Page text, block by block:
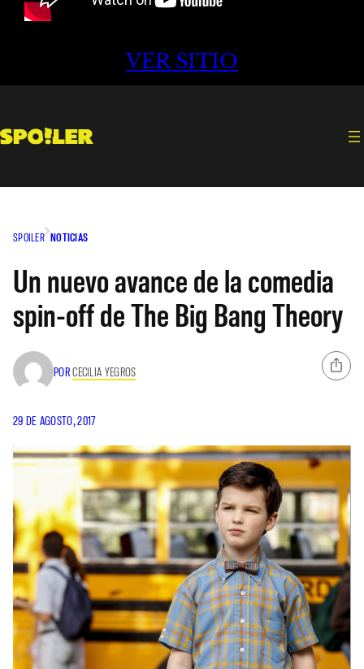
VER SITIO
SPOILER NOTICIAS
Un nuevo avance de la comedia
spin-off de The Big Bang Theory
PORCECILIA YEGROS
29 DE AGOSTO, 2017